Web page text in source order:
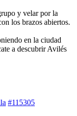
y velar por la
los brazos abiertos.
en la ciudad
a descubrir Avilés
#115305